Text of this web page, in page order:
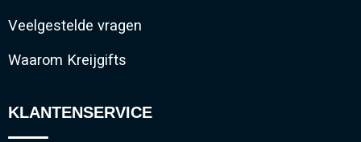
Vrije tijd en Strand
Waterflesjes
Themapakketten
Gehoorbescherming
Oog- en gelaatsbescherming
Caps, Hoeden en Mutsen
Veelgestelde vragen
Waarom Kreijgifts
KLANTENSERVICE